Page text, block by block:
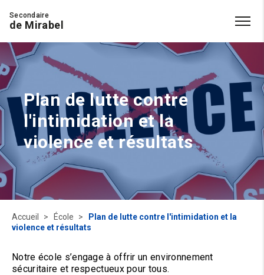
Secondaire
de Mirabel
Plan de lutte contre
l'intimidation et la
violence et résultats
Accueil École
Plan de lutte contre l'intimidation et la
violence et résultats
Notre école s’engage à offrir un environnement
sécuritaire et respectueux pour tous.